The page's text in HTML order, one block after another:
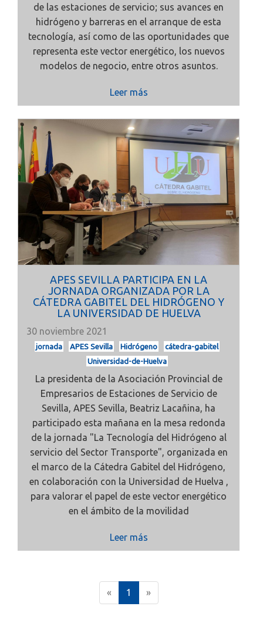
de las estaciones de servicio; sus avances en
hidrógeno y barreras en el arranque de esta
tecnología, así como de las oportunidades que
representa este vector energético, los nuevos
modelos de negocio, entre otros asuntos.
Leer más
APES SEVILLA PARTICIPA EN LA
JORNADA ORGANIZADA POR LA
CÁTEDRA GABITEL DEL HIDRÓGENO Y
LA UNIVERSIDAD DE HUELVA
30 noviembre 2021
jornada APES Sevilla Hidrógeno
cátedra-gabitel
Universidad-de-Huelva
La presidenta de la Asociación Provincial de
Empresarios de Estaciones de Servicio de
Sevilla, APES Sevilla, Beatriz Lacañina, ha
participado esta mañana en la mesa redonda
de la jornada "La Tecnología del Hidrógeno al
servicio del Sector Transporte", organizada en
el marco de la Cátedra Gabitel del Hidrógeno,
en colaboración con la Universidad de Huelva ,
para valorar el papel de este vector energético
en el ámbito de la movilidad
Leer más
« 1
c
»